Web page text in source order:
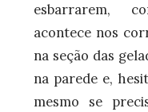
esbarrarem,
acontece nos
na seção das
na parede e,
mesmo se